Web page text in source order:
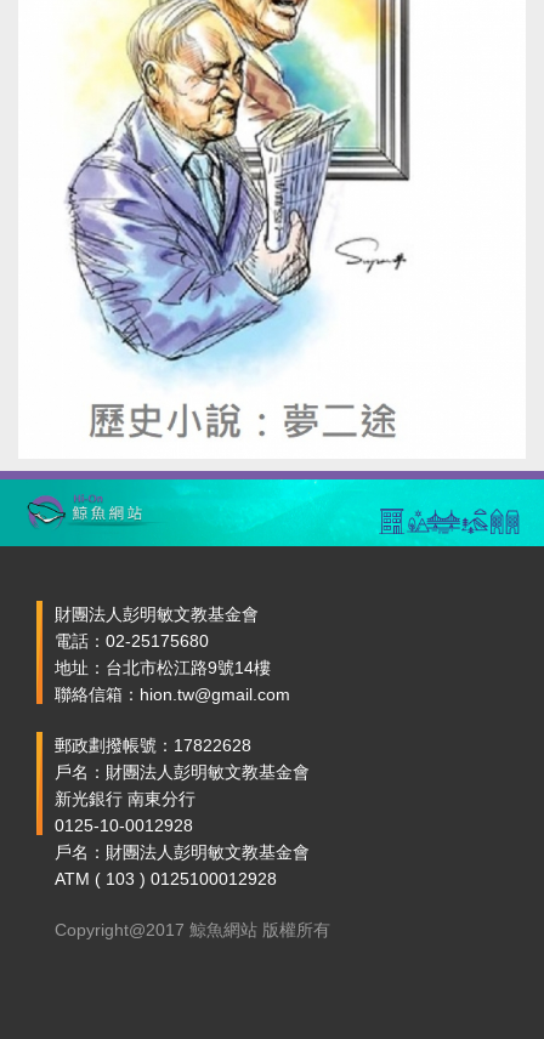
財團法人彭明敏文教基金會
電話：02-25175680
地址：台北市松江路9號14樓
聯絡信箱：hion.tw@gmail.com
郵政劃撥帳號：17822628
戶名：財團法人彭明敏文教基金會
新光銀行 南東分行
0125-10-0012928
戶名：財團法人彭明敏文教基金會
ATM ( 103 ) 0125100012928
Copyright@2017 鯨魚網站 版權所有